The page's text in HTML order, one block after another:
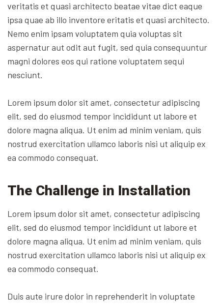
veritatis et quasi architecto beatae vitae dict eaque
ipsa quae ab illo inventore eritatis et quasi architecto.
Nemo enim ipsam voluptatem quia voluptas sit
aspernatur aut odit aut fugit, sed quia consequuntur
magni dolores eos qui ratione voluptatem sequi
nesciunt.
Lorem ipsum dolor sit amet, consectetur adipiscing
elit, sed do eiusmod tempor incididunt ut labore et
dolore magna aliqua. Ut enim ad minim veniam, quis
nostrud exercitation ullamco laboris nisi ut aliquip ex
ea commodo consequat.
The Challenge in Installation
Lorem ipsum dolor sit amet, consectetur adipiscing
elit, sed do eiusmod tempor incididunt ut labore et
dolore magna aliqua. Ut enim ad minim veniam, quis
nostrud exercitation ullamco laboris nisi ut aliquip ex
ea commodo consequat.
Duis aute irure dolor in reprehenderit in voluptate